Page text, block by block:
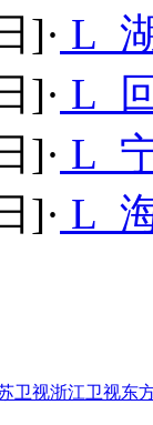
]· L
]· L
]· L
]· L
卫视浙江卫视东